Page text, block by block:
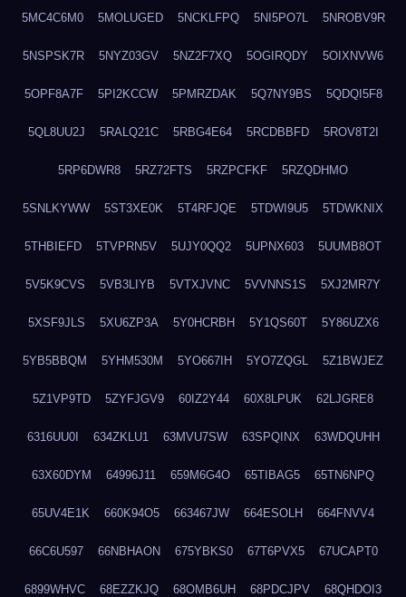
5MC4C6M0 5MOLUGED 5NCKLFPQ 5NI5PO7L 5NROBV9R
5NSPSK7R 5NYZ03GV 5NZ2F7XQ 5OGIRQDY 5OIXNVW6
5OPF8A7F 5PI2KCCW 5PMRZDAK 5Q7NY9BS 5QDQI5F8
5QL8UU2J 5RALQ21C 5RBG4E64 5RCDBBFD 5ROV8T2I
5RP6DWR8 5RZ72FTS 5RZPCFKF 5RZQDHMO
5SNLKYWW 5ST3XE0K 5T4RFJQE 5TDWI9U5 5TDWKNIX
5THBIEFD 5TVPRN5V 5UJY0QQ2 5UPNX603 5UUMB8OT
5V5K9CVS 5VB3LIYB 5VTXJVNC 5VVNNS1S 5XJ2MR7Y
5XSF9JLS 5XU6ZP3A 5Y0HCRBH 5Y1QS60T 5Y86UZX6
5YB5BBQM 5YHM530M 5YO667IH 5YO7ZQGL 5Z1BWJEZ
5Z1VP9TD 5ZYFJGV9 60IZ2Y44 60X8LPUK 62LJGRE8
6316UU0I 634ZKLU1 63MVU7SW 63SPQINX 63WDQUHH
63X60DYM 64996J11 659M6G4O 65TIBAG5 65TN6NPQ
65UV4E1K 660K94O5 663467JW 664ESOLH 664FNVV4
66C6U597 66NBHAON 675YBKS0 67T6PVX5 67UCAPT0
6899WHVC 68EZZKJQ 68OMB6UH 68PDCJPV 68QHDOI3